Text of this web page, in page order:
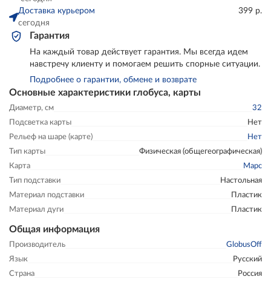
Основные характеристики глобуса, карты
Диаметр, см
32
Подсветка карты
Нет
Рельеф на шаре (карте)
Нет
Тип карты
Физическая (общегеографическая)
Карта
Марс
Тип подставки
Настольная
Материал подставки
Пластик
Материал дуги
Пластик
Общая информация
Производитель
GlobusOff
Язык
Русский
Страна
Россия
Доставка курьером
сегодня
399 р.
Гарантия
На каждый товар действует гарантия. Мы всегда идем
навстречу клиенту и помогаем решить спорные ситуации.
Подробнее о гарантии, обмене и возврате